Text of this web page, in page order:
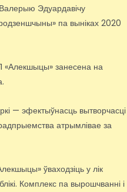
Эдуардавічу
па выніках 2020
«Алекшыцы» занесена на
— эфектыўнасць вытворчасці
атрымлівае за
ўваходзіць у лік
Комплекс па вырошчванні і